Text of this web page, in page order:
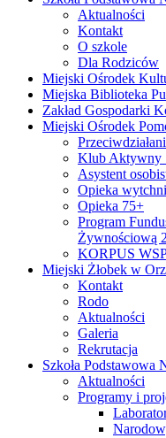
Aktualności
Kontakt
O szkole
Dla Rodziców
Miejski Ośrodek
Miejska Biblioteka
Zakład Gospodarki
Miejski Ośrodek
Klub Aktywny
Asystent
Opieka
Opieka 75+
Program
Żywnościową
KORPUS
Miejski Żłobek w
Kontakt
Rodo
Aktualności
Galeria
Rekrutacja
Szkoła Podstawowa
Aktualności
Programy i